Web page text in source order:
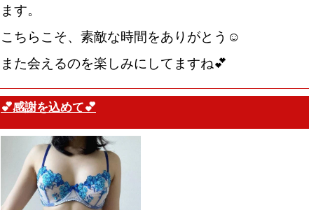
ます。
こちらこそ、素敵な時間をありがとう☺️
また会えるのを楽しみにしてますね💕
💕感謝を込めて💕